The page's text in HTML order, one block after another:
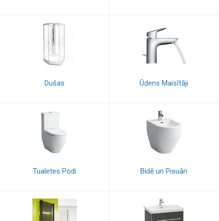
Dušas Ūdens Maisītāji
Tualetes Podi Bidē un Pisuāri